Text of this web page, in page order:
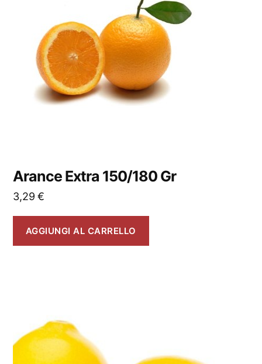
Arance Extra 150/180 Gr
3,29€
AGGIUNGI AL CARRELLO